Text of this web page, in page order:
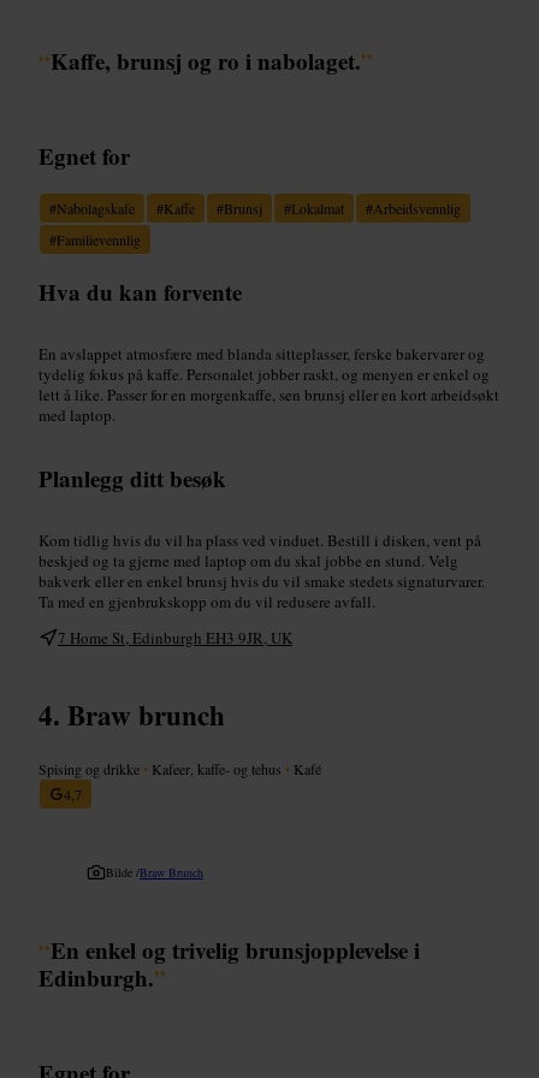
“Kaffe, brunsj og ro i nabolaget.”
Egnet for
#Nabolagskafe #Kaffe #Brunsj #Lokalmat #Arbeidsvennlig
#Familievennlig
Hva du kan forvente
En avslappet atmosfære med blanda sitteplasser, ferske bakervarer og
tydelig fokus på kaffe. Personalet jobber raskt, og menyen er enkel og
lett å like. Passer for en morgenkaffe, sen brunsj eller en kort arbeidsøkt
med laptop.
Planlegg ditt besøk
Kom tidlig hvis du vil ha plass ved vinduet. Bestill i disken, vent på
beskjed og ta gjerne med laptop om du skal jobbe en stund. Velg
bakverk eller en enkel brunsj hvis du vil smake stedets signaturvarer.
Ta med en gjenbrukskopp om du vil redusere avfall.
7 Home St, Edinburgh EH3 9JR, UK
Braw brunch
Spising og drikke • Kafeer, kaffe- og tehus • Kafé
4,7
Bilde /Braw Brunch
“En enkel og trivelig brunsjopplevelse i
Edinburgh.”